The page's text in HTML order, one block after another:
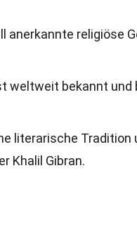
anerkannte religiöse
weltweit bekannt
literarische
Khalil Gibran.